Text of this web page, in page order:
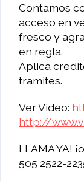
Contamos
acceso en
fresco y
en regla.
Aplica
tramites.
Ver Video:
http://
LLAMA YA!
505 2522-